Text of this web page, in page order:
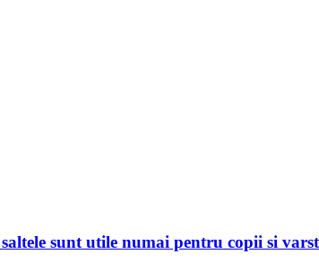
sunt utile numai pentru copii si